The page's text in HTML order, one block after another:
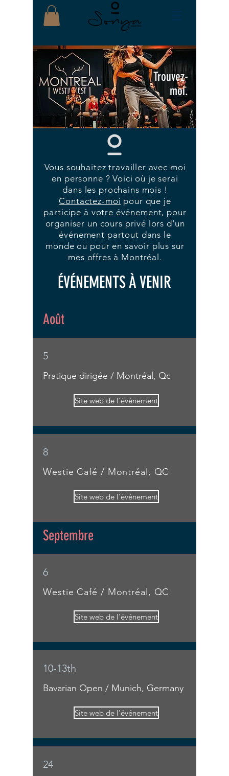
Trouvez-
moi.
Vous souhaitez travailler avec moi
en personne ? Voici où je serai
dans les prochains mois !
Contactez-moi pour que je
participe à votre événement, pour
organiser un cours privé lors d'un
événement partout dans le
monde ou pour en savoir plus sur
mes offres à Montréal.
ÉVÉNEMENTS À VENIR
Août
5
Pratique dirigée / Montréal, Qc
Site web de l'événement
8
Westie Café / Montréal, QC
Site web de l'événement
Septembre
6
Westie Café / Montréal, QC
Site web de l'événement
10-13th
Bavarian Open / Munich, Germany
Site web de l'événement
24